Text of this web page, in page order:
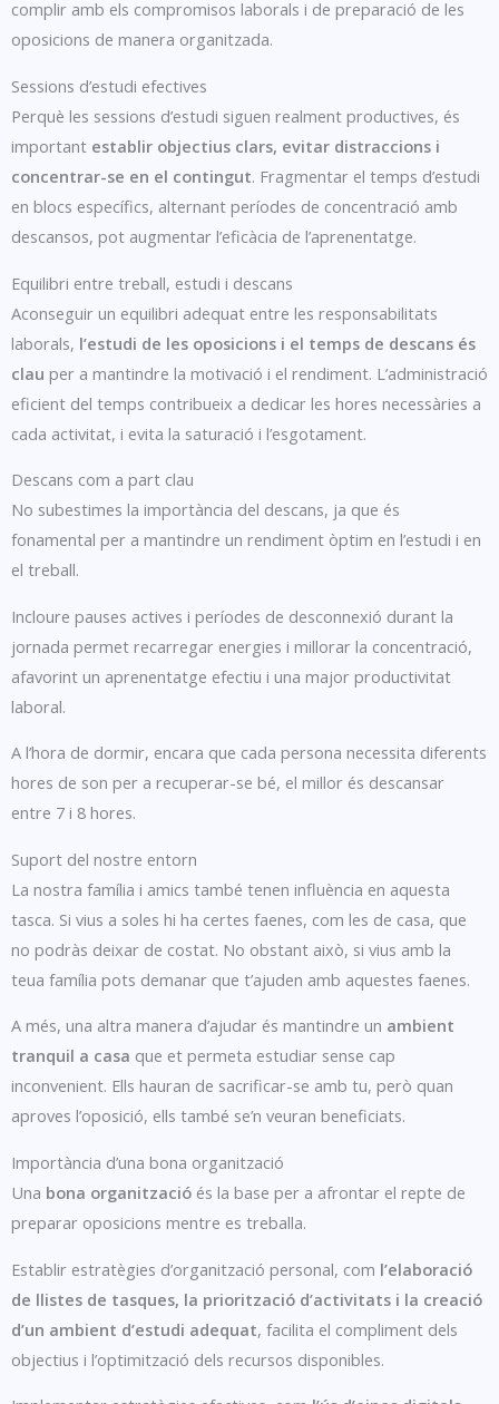
complir amb els compromisos laborals i de preparació de les
oposicions de manera organitzada.
Sessions d’estudi efectives
Perquè les sessions d’estudi siguen realment productives, és
important establir objectius clars, evitar distraccions i
concentrar-se en el contingut. Fragmentar el temps d’estudi
en blocs específics, alternant períodes de concentració amb
descansos, pot augmentar l’eficàcia de l’aprenentatge.
Equilibri entre treball, estudi i descans
Aconseguir un equilibri adequat entre les responsabilitats
laborals, l’estudi de les oposicions i el temps de descans és
clau per a mantindre la motivació i el rendiment. L’administració
eficient del temps contribueix a dedicar les hores necessàries a
cada activitat, i evita la saturació i l’esgotament.
Descans com a part clau
No subestimes la importància del descans, ja que és
fonamental per a mantindre un rendiment òptim en l’estudi i en
el treball.
Incloure pauses actives i períodes de desconnexió durant la
jornada permet recarregar energies i millorar la concentració,
afavorint un aprenentatge efectiu i una major productivitat
laboral.
A l’hora de dormir, encara que cada persona necessita diferents
hores de son per a recuperar-se bé, el millor és descansar
entre 7 i 8 hores.
Suport del nostre entorn
La nostra família i amics també tenen influència en aquesta
tasca. Si vius a soles hi ha certes faenes, com les de casa, que
no podràs deixar de costat. No obstant això, si vius amb la
teua família pots demanar que t’ajuden amb aquestes faenes.
A més, una altra manera d’ajudar és mantindre un ambient
tranquil a casa que et permeta estudiar sense cap
inconvenient. Ells hauran de sacrificar-se amb tu, però quan
aproves l’oposició, ells també se’n veuran beneficiats.
Importància d’una bona organització
Una bona organització és la base per a afrontar el repte de
preparar oposicions mentre es treballa.
Establir estratègies d’organització personal, com l’elaboració
de llistes de tasques, la priorització d’activitats i la creació
d’un ambient d’estudi adequat, facilita el compliment dels
objectius i l’optimització dels recursos disponibles.